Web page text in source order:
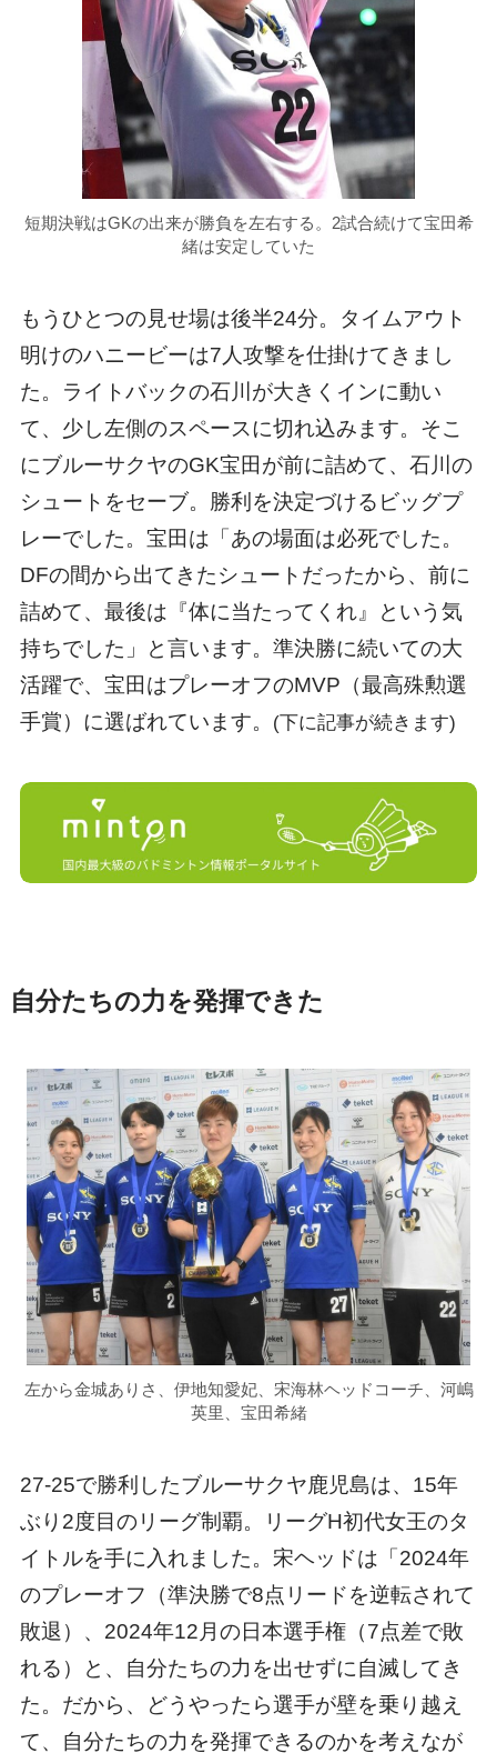
短期決戦はGKの出来が勝負を左右する。2試合続けて宝田希
緒は安定していた
もうひとつの見せ場は後半24分。タイムアウト
明けのハニービーは7人攻撃を仕掛けてきまし
た。ライトバックの石川が大きくインに動い
て、少し左側のスペースに切れ込みます。そこ
にブルーサクヤのGK宝田が前に詰めて、石川の
シュートをセーブ。勝利を決定づけるビッグプ
レーでした。宝田は「あの場面は必死でした。
DFの間から出てきたシュートだったから、前に
詰めて、最後は『体に当たってくれ』という気
持ちでした」と言います。準決勝に続いての大
活躍で、宝田はプレーオフのMVP（最高殊勲選
手賞）に選ばれています。
(下に記事が続きます)
自分たちの力を発揮できた
左から金城ありさ、伊地知愛妃、宋海林ヘッドコーチ、河嶋
英里、宝田希緒
27-25で勝利したブルーサクヤ鹿児島は、15年
ぶり2度目のリーグ制覇。リーグH初代女王のタ
イトルを手に入れました。宋ヘッドは「2024年
のプレーオフ（準決勝で8点リードを逆転されて
敗退）、2024年12月の日本選手権（7点差で敗
れる）と、自分たちの力を出せずに自滅してき
た。だから、どうやったら選手が壁を乗り越え
て、自分たちの力を発揮できるのかを考えなが